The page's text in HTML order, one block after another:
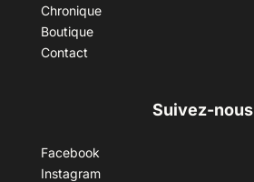
Chronique
Boutique
Contact
Suivez-nous
Facebook
Instagram